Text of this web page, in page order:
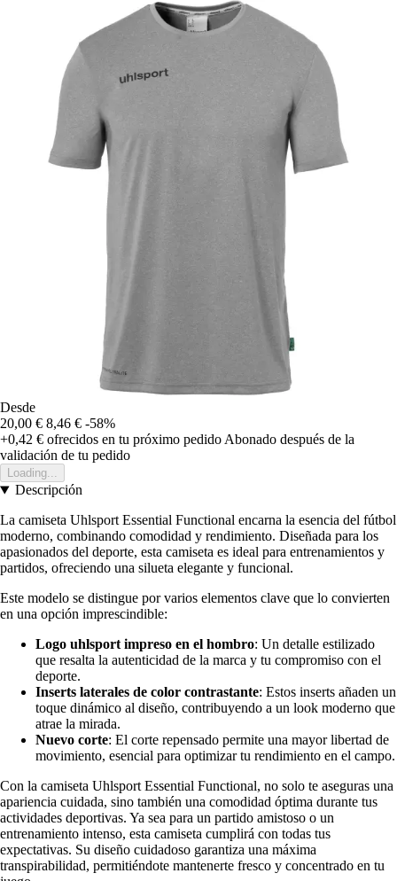
Desde
20,00 € 8,46 € -58%
+0,42 € ofrecidos en tu próximo pedido Abonado después de la
validación de tu pedido
Loading...
Descripción
La camiseta Uhlsport Essential Functional encarna la esencia del fútbol
moderno, combinando comodidad y rendimiento. Diseñada para los
apasionados del deporte, esta camiseta es ideal para entrenamientos y
partidos, ofreciendo una silueta elegante y funcional.
Este modelo se distingue por varios elementos clave que lo convierten
en una opción imprescindible:
Logo uhlsport impreso en el hombro: Un detalle estilizado
que resalta la autenticidad de la marca y tu compromiso con el
deporte.
Inserts laterales de color contrastante: Estos inserts añaden un
toque dinámico al diseño, contribuyendo a un look moderno que
atrae la mirada.
Nuevo corte: El corte repensado permite una mayor libertad de
movimiento, esencial para optimizar tu rendimiento en el campo.
Con la camiseta Uhlsport Essential Functional, no solo te aseguras una
apariencia cuidada, sino también una comodidad óptima durante tus
actividades deportivas. Ya sea para un partido amistoso o un
entrenamiento intenso, esta camiseta cumplirá con todas tus
expectativas. Su diseño cuidadoso garantiza una máxima
transpirabilidad, permitiéndote mantenerte fresco y concentrado en tu